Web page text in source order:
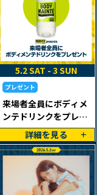
5.2 SAT - 3 SUN
プレゼント
来場者全員にボディメ
ンテドリンクをプレゼ
ント 詳細を見る